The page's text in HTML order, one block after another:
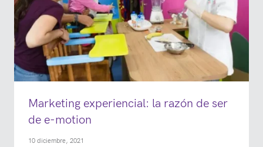
Marketing experiencial: la razón de ser
de e-motion
10 diciembre, 2021